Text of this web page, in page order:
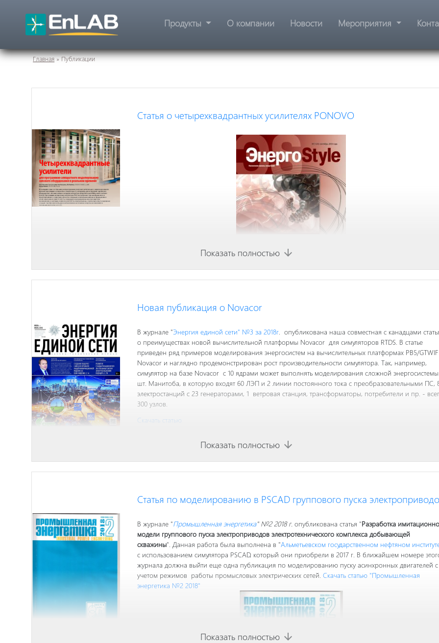
Продукты О компании Новости Мероприятия
Главная»Публикации
Статья о четырехквадрантных усилителях PONOVO
трехфазного электрооборудования совместно с цифровыми симуляторами
технические характеристики. Компания PONOVO осуществляет поставки четырехквадрантных
усилителей мощностью до 30 кВА своим потребителям во всем мире.
статью
Показать полностью arrow_downward
Новая публикация о Novacor
В журнале "Энергия единой сети" №3 за 2018г. опубликована наша совместная с канадцами
о преимуществах новой вычислительной платформы Novacor для симуляторов RTDS. В статье
приведен ряд примеров моделирования энергосистем на вычислительных платформах PB5/
Novacor и наглядно продемонстрирован рост производительности симулятора. Так, например,
симулятор на базе Novacor с 10 ядрами может выполнять моделирования сложной энергосистемы
шт. Манитоба, в которую входят 60 ЛЭП и 2 линии постоянного тока с преобразовательными ПС,
электростанций с 23 генераторами, 1 ветровая станция, трансформаторы, потребители и пр. -
300 узлов.
Скачать статью
Показать полностью arrow_downward
Статья по моделированию в PSCAD группового пуска
В журнале "Промышленная энергетика" №2 2018 г. опубликована статья "Разработка
модели группового пуска электроприводов электротехнического комплекса добывающей
скважины". Данная работа была выполнена в "Альметьевском государственном нефтяном
с использованием симулятора PSCAD, который они приобрели в 2017 г. В ближайшем номере
журнала должна выйти еще одна публикация по моделированию пуску асинхронных двигателей с
учетом режимов работы промысловых электрических сетей. Скачать статью "Промышленная
энергетика №2 2018"
Показать полностью arrow_downward